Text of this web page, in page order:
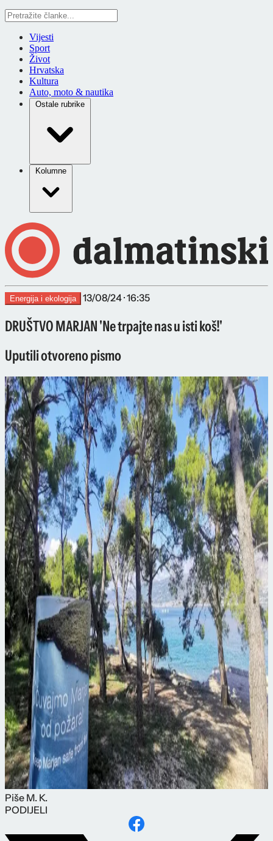
Vijesti
Sport
Život
Hrvatska
Kultura
Auto, moto & nautika
Ostale rubrike
Kolumne
Energija i ekologija 13/08/24 · 16:35
DRUŠTVO MARJAN 'Ne trpajte nas u isti koš!'
Uputili otvoreno pismo
Piše M. K.
PODIJELI